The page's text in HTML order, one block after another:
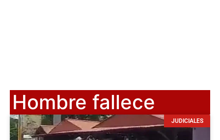
Hombre fallece
JUDICIALES